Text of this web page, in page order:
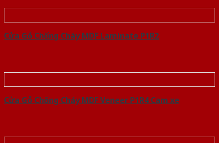
Cửa Gỗ Chống Cháy MDF Laminate P1R2
Cửa Gỗ Chống Cháy MDF Veneer P1R4 Cam xe